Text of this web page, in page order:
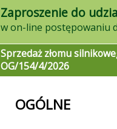
Zaproszenie do
Sprzedaż złomu
OG/154/4/2026
OGÓLNE